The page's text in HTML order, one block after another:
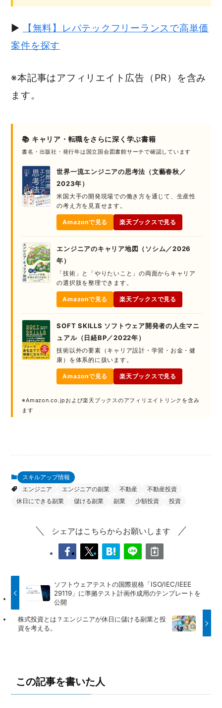
▶
【無料】レバテックフリーランスで高単価
案件を探す
※本記事はアフィリエイト広告（PR）を含み
ます。
📚 キャリア・転職をさらに深く学ぶ書籍
書名・出版社・発行年は国立国会図書館サーチで確認しています
世界一流エンジニアの思考法（文藝春秋／
2023年）
米国大手の開発現場での働き方を通じて、生産性
の考え方を見直せます。
Amazonで見る 楽天ブックスで見る
エンジニアのキャリア地図（ソシム／2026
年）
「技術」と「やりたいこと」の両面からキャリア
の選択肢を整理できます。
Amazonで見る 楽天ブックスで見る
SOFT SKILLS ソフトウェア開発者の人生マニ
ュアル（日経BP／2022年）
技術以外の要素（キャリア設計・学習・お金・健
康）を体系的に扱います。
Amazonで見る 楽天ブックスで見る
※Amazon.co.jpおよび楽天ブックスのアフィリエイトリンクを含み
ます
スキルアップ情報
エンジニア
エンジニアの副業 不動産
不動産投資
休日にできる副業
儲ける副業 副業 少額投資 投資
シェアはこちらからお願いします
ソフトウェアテストの国際規格「ISO/IEC/IEEE
29119」に準拠テスト計画作成用のテンプレートを
公開
株式投資とは？エンジニアが休日に儲ける副業と投
資を考える。
この記事を書いた人